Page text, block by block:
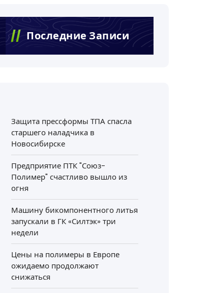
Последние Записи
Защита прессформы ТПА спасла
старшего наладчика в
Новосибирске
Предприятие ПТК "Союз-
Полимер" счастливо вышло из
огня
Машину бикомпонентного литья
запускали в ГК «Силтэк» три
недели
Цены на полимеры в Европе
ожидаемо продолжают
снижаться